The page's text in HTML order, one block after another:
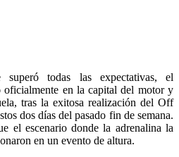
todas las expectativas, el
oficialmente en la capital del motor y
tras la exitosa realización del Off
dos días del pasado fin de semana.
el escenario donde la adrenalina la
en un evento de altura.